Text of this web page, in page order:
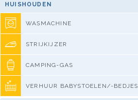
HUISHOUDEN
WASMACHINE
STRIJKIJZER
CAMPING-GAS
VERHUUR BABYSTOELEN/-BEDJES